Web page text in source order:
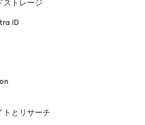
ストレージ
ID
とリサーチ